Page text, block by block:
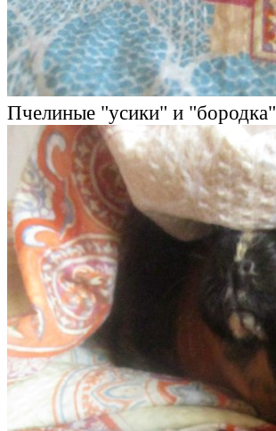
Пчелиные "усики" и "бородка"